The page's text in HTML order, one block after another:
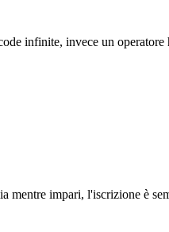
infinite, invece un
mentre impari, l'iscrizione è